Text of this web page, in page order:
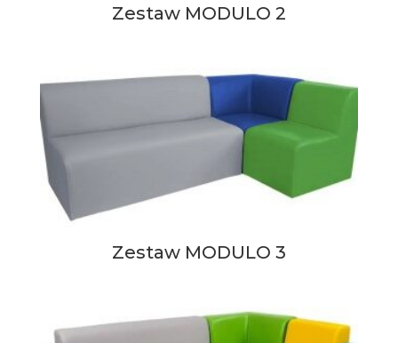
Zestaw MODULO 2
Zestaw MODULO 3